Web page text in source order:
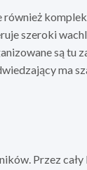
szeroki
są tu
ma
Przez cały